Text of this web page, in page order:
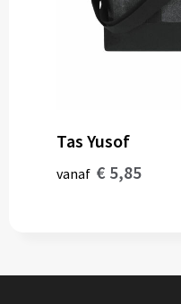
Tas Yusof
vanaf € 5,85